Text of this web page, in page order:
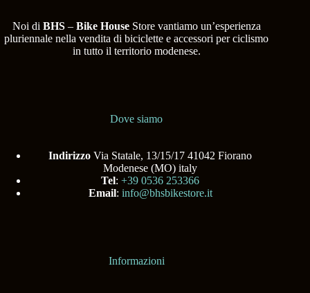
Noi di BHS– Bike HouseStore vantiamo un’esperienza
pluriennale nella vendita di biciclette e accessori per ciclismo
in tutto il territorio modenese.
Dove siamo
Indirizzo Via Statale, 13/15/17 41042 Fiorano
Modenese (MO) italy
Tel:+39 0536 253366
Email: info@bhsbikestore.it
Informazioni